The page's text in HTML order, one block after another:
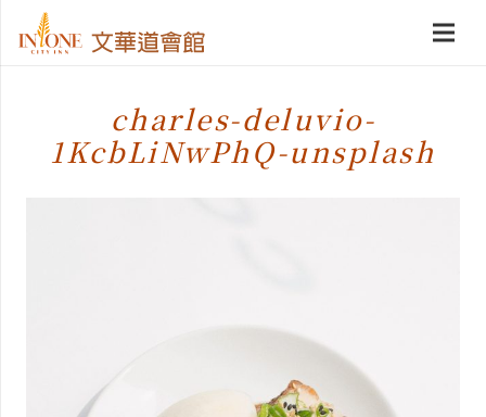
charles-deluvio-
1KcbLiNwPhQ-unsplash